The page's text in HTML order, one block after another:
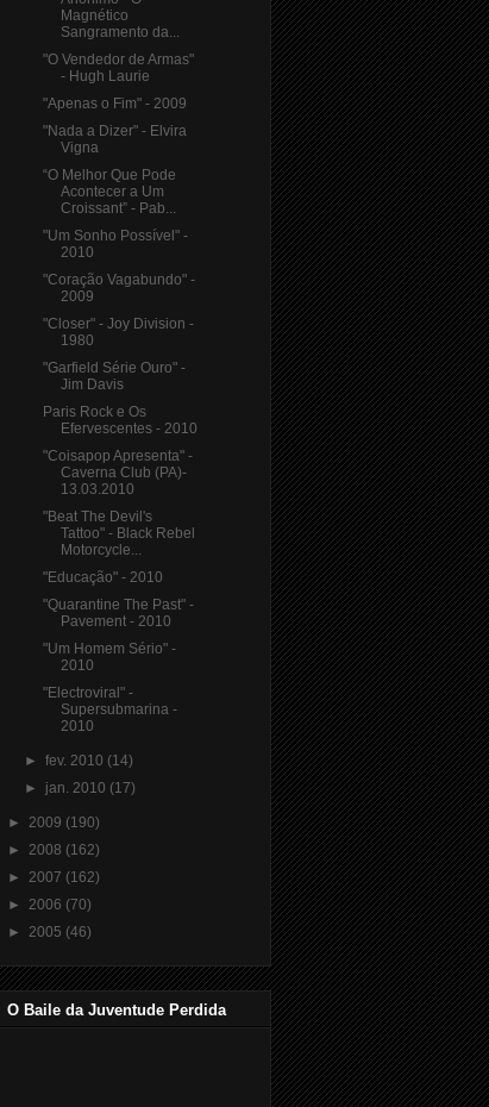
Magnético
Sangramento da...
"O Vendedor de Armas"
- Hugh Laurie
"Apenas o Fim" - 2009
"Nada a Dizer" - Elvira
Vigna
“O Melhor Que Pode
Acontecer a Um
Croissant” - Pab...
"Um Sonho Possível" -
2010
"Coração Vagabundo" -
2009
"Closer" - Joy Division -
1980
"Garfield Série Ouro" -
Jim Davis
Paris Rock e Os
Efervescentes - 2010
"Coisapop Apresenta" -
Caverna Club (PA)-
13.03.2010
"Beat The Devil's
Tattoo" - Black Rebel
Motorcycle...
"Educação" - 2010
"Quarantine The Past" -
Pavement - 2010
"Um Homem Sério" -
2010
"Electroviral" -
Supersubmarina -
2010
►fev. 2010 (14)
► jan. 2010 (17)
► 2009 (190)
► 2008 (162)
► 2007 (162)
► 2006 (70)
► 2005 (46)
O Baile da Juventude Perdida